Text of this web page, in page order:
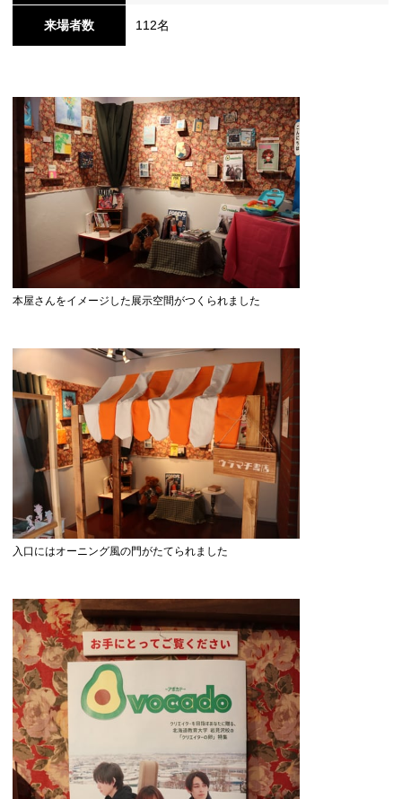
来場者数 112名
本屋さんをイメージした展示空間がつくられました
入口にはオーニング風の門がたてられました